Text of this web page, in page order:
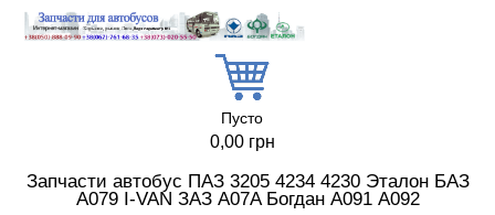
Пусто
0,00 грн
Запчасти автобус ПАЗ 3205 4234 4230 Эталон БАЗ
А079 I-VAN ЗАЗ A07A Богдан А091 А092